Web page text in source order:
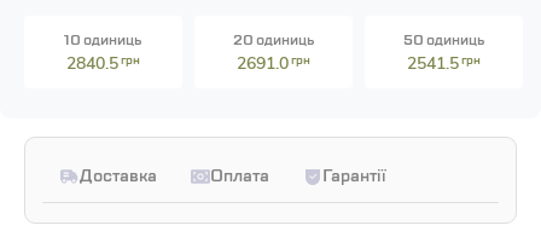
10 одиниць
2840.5грн
20 одиниць
2691.0грн
50 одиниць
2541.5грн
Доставка Оплата Гарантії